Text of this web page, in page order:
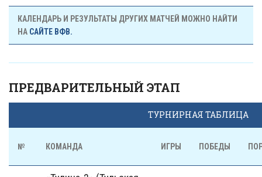
КАЛЕНДАРЬ И РЕЗУЛЬТАТЫ ДРУГИХ МАТЧЕЙ МОЖНО НАЙТИ
НА САЙТЕ ВФВ.
ПРЕДВАРИТЕЛЬНЫЙ ЭТАП
ТУРНИРНАЯ ТАБЛИЦА
№ КОМАНДА ИГРЫ ПОБЕДЫ